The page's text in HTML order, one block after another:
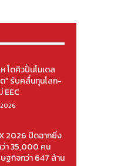
โตคิวปั้นโมเดล
” รับคลื่นทุนโลก-
EEC
2026 ปิดฉากยิ่ง
า 35,000 คน
ฐกิจกว่า 647 ล้าน